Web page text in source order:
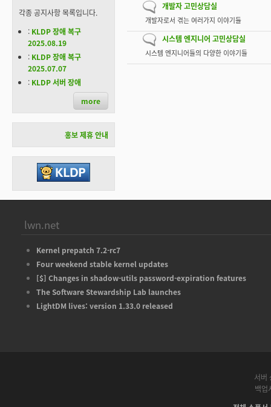
새 글 없음개발자 고민상담실
개발자로서 겪는 여러가지 이야기들
새 글 없음시스템 엔지니어 고민상담실
시스템 엔지니어들의 다양한 이야기들
각종 공지사항 목록입니다.
: KLDP 장애 복구
2025.08.19
: KLDP 장애 복구
2025.07.07
: KLDP 서버 장애
more
홍보 제휴 안내
lwn.net
Kernel prepatch 7.2-rc7
Four weekend stable kernel updates
[$] Changes in shadow-utils password-expiration features
The Software Stewardship Lab launches
LightDM lives: version 1.33.0 released
서버
백업